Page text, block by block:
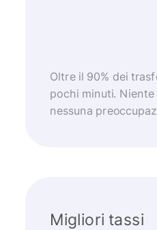
Oltre il 90% dei
pochi minuti.
nessuna
Migliori tassi